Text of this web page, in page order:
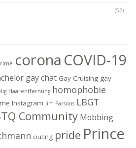
(52)
corona COVID-19
gay chat Gay Cruising gay
Haarentfernung homophobie
Instagram Jim Parsons LBGT
Community Mobbing
outing pride Prince